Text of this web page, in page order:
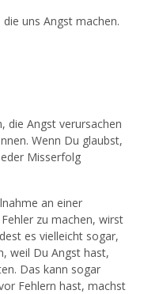
uns Angst machen.
die Angst verursachen
Wenn Du glaubst,
Misserfolg
an einer
zu machen, wirst
es vielleicht sogar,
weil Du Angst hast,
Das kann sogar
Fehlern hast, machst